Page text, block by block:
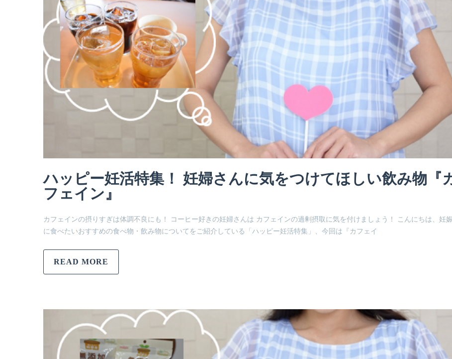
ハッピー妊活特集！ 妊婦さんに気をつけてほしい飲み物『
フェイン』
カフェインの摂りすぎは体調不良にも！ コーヒー好きの妊婦さんは カフェインの過剰摂取に気を付けましょう！ こんにちは、妊
に食べたいおすすめの食べ物・飲み物についてをご紹介している「ハッピー妊活特集」、今回は『カフェイ
READ MORE